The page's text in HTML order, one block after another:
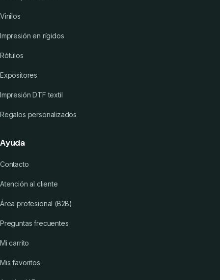
Vinilos
Impresión en rígidos
Rótulos
Expositores
Impresión DTF textil
Regalos personalizados
Ayuda
Contacto
Atención al cliente
Área profesional (B2B)
Preguntas frecuentes
Mi carrito
Mis favoritos